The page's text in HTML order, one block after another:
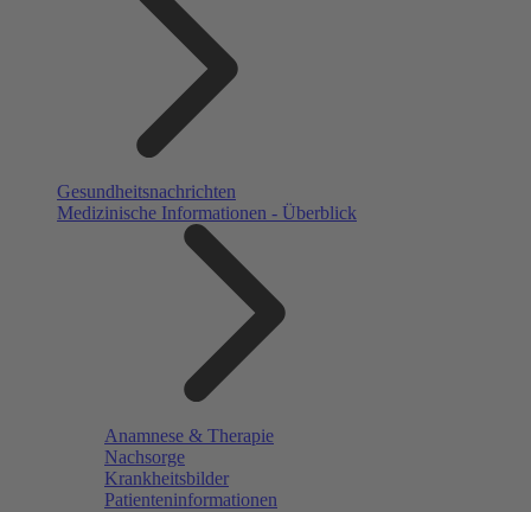
Gesundheitsnachrichten
Medizinische Informationen - Überblick
Anamnese & Therapie
Nachsorge
Krankheitsbilder
Patienteninformationen